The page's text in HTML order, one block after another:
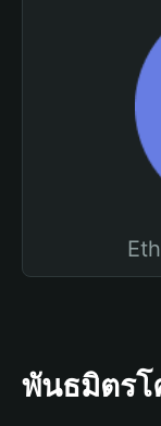
พันธมิตรโ